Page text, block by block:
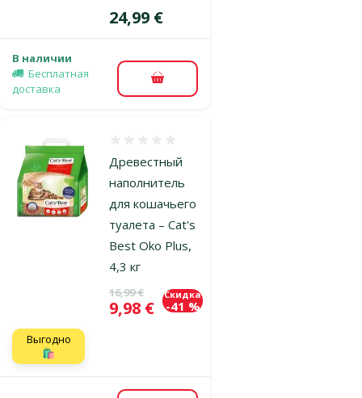
Цена
24,99 €
В наличии
Бесплатная
доставка
В корзину
Древестный
наполнитель
для кошачьего
туалета – Cat's
Best Oko Plus,
4,3 кг
Исходная цена
16,99 €
Цена
9,98 €
Скидка
-41 %
Выгодно
🛍️